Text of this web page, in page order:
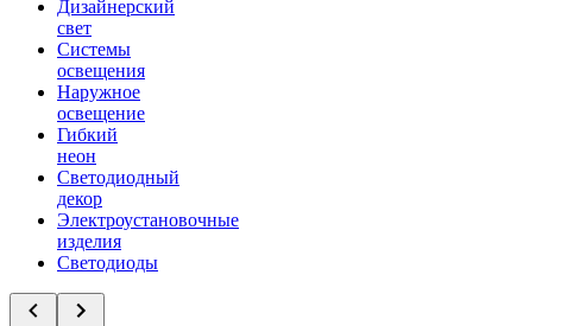
Дизайнерский
свет
Системы
освещения
Наружное
освещение
Гибкий
неон
Светодиодный
декор
Электроустановочные
изделия
Светодиоды